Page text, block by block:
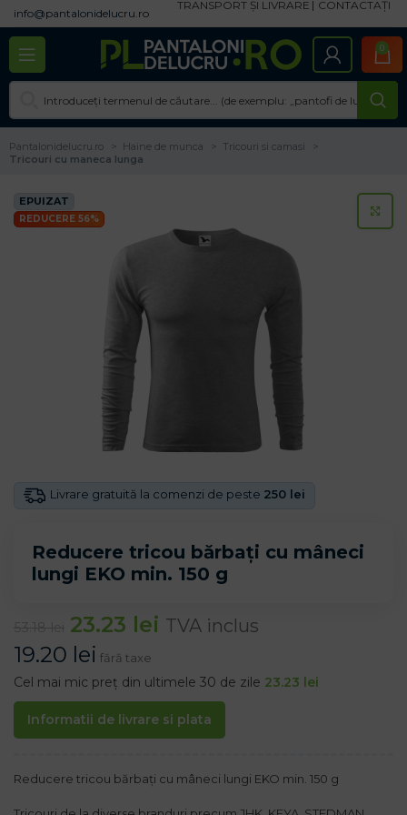
info@pantalonidelucru.ro
TRANSPORT ȘI LIVRARE CONTACTAȚI
0
Pantalonidelucru.ro Haine de munca
Tricouri si camasi
Tricouri cu maneca lunga
EPUIZAT
REDUCERE 56%
Reducere tricou bărbați cu mâneci
lungi EKO min. 150 g
Livrare gratuită la comenzi de peste 250 lei
23.23 lei TVA inclus
19.20 lei fără taxe
Cel mai mic preț din ultimele 30 de zile 23.23 lei
Informatii de livrare si plata
Reducere tricou bărbați cu mâneci lungi EKO min. 150 g